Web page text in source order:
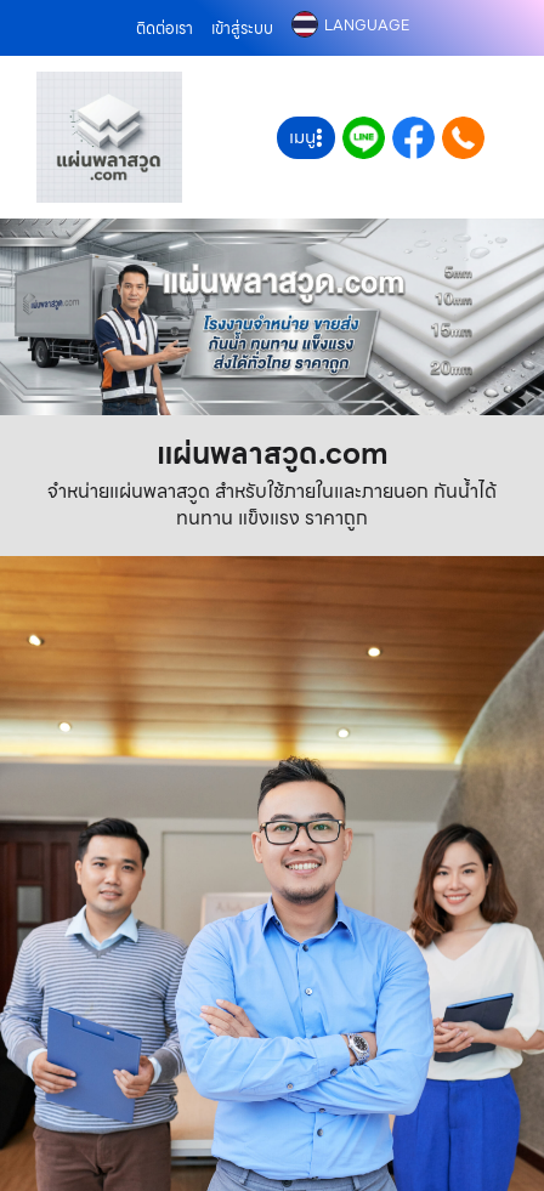
ติดต่อเรา เข้าสู่ระบบ LANGUAGE
เมนู
แผ่นพลาสวูด.com
จำหน่ายแผ่นพลาสวูด สำหรับใช้ภายในและภายนอก กันน้ำได้
ทนทาน แข็งแรง ราคาถูก